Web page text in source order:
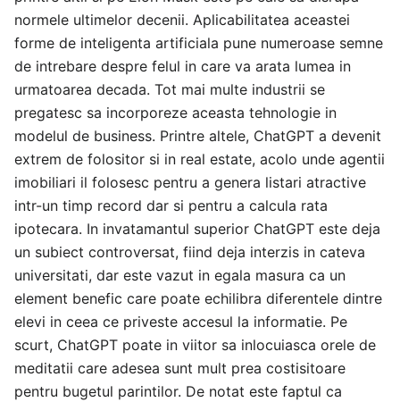
normele ultimelor decenii. Aplicabilitatea aceastei
forme de inteligenta artificiala pune numeroase semne
de intrebare despre felul in care va arata lumea in
urmatoarea decada. Tot mai multe industrii se
pregatesc sa incorporeze aceasta tehnologie in
modelul de business. Printre altele, ChatGPT a devenit
extrem de folositor si in real estate, acolo unde agentii
imobiliari il folosesc pentru a genera listari atractive
intr-un timp record dar si pentru a calcula rata
ipotecara. In invatamantul superior ChatGPT este deja
un subiect controversat, fiind deja interzis in cateva
universitati, dar este vazut in egala masura ca un
element benefic care poate echilibra diferentele dintre
elevi in ceea ce priveste accesul la informatie. Pe
scurt, ChatGPT poate in viitor sa inlocuiasca orele de
meditatii care adesea sunt mult prea costisitoare
pentru bugetul parintilor. De notat este faptul ca